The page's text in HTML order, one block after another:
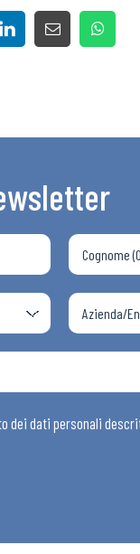
dei dati personali